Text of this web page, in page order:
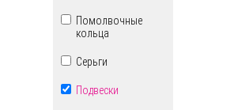
Помолвочные
кольца
Серьги
Подвески